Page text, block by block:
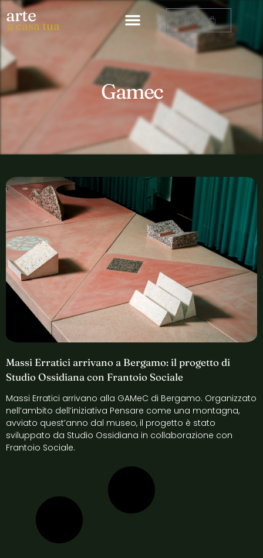
arte
a casa tua 0,00 €
Gamec
Massi Erratici arrivano a Bergamo: il progetto di
Studio Ossidiana con Frantoio Sociale
Massi Erratici arrivano alla GAMeC di Bergamo. Organizzato
nell’ambito dell’iniziativa Pensare come una montagna,
avviato quest’anno dal museo, il progetto è stato
sviluppato da Studio Ossidiana in collaborazione con
Frantoio Sociale.